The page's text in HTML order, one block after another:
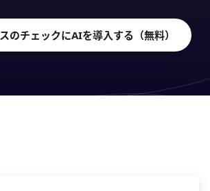
のチェックにAIを導入する（無料）